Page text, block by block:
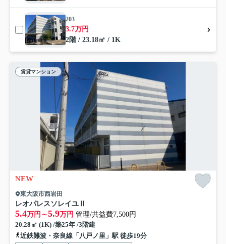
203
3.7万円
2階 / 23.18㎡ / 1K
賃貸マンション
NEW
東大阪市西岩田
レオパレスソレイユⅡ
5.4万円～5.9万円 管理/共益費7,500円
20.28㎡ (1K) /築25年 /3階建
近鉄難波・奈良線「八戸ノ里」駅 徒歩19分